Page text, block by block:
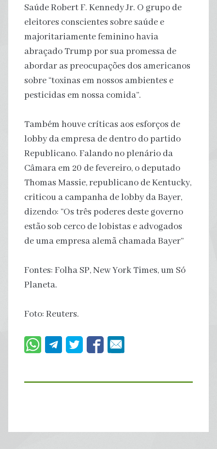
Saúde Robert F. Kennedy Jr. O grupo de
eleitores conscientes sobre saúde e
majoritariamente feminino havia
abraçado Trump por sua promessa de
abordar as preocupações dos americanos
sobre “toxinas em nossos ambientes e
pesticidas em nossa comida”.
Também houve críticas aos esforços de
lobby da empresa de dentro do partido
Republicano. Falando no plenário da
Câmara em 20 de fevereiro, o deputado
Thomas Massie, republicano de Kentucky,
criticou a campanha de lobby da Bayer,
dizendo: “Os três poderes deste governo
estão sob cerco de lobistas e advogados
de uma empresa alemã chamada Bayer”
Fontes: Folha SP, New York Times, um Só
Planeta.
Foto: Reuters.